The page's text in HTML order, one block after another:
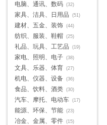
电脑、通讯、数码 (32)
家具、洁具、日用品 (51)
建材、五金、装饰 (44)
纺织、服装、鞋帽 (25)
礼品、玩具、工艺品 (19)
家电、照明、电子 (38)
文具、乐器、体育 (27)
机电、仪器、设备 (36)
食品、饮料、酒类 (30)
汽车、摩托、电动车 (17)
能源、环保、节能 (23)
冶金、金属、零件 (15)